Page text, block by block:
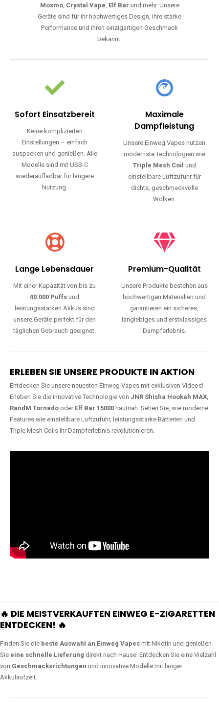
Mosmo, Crystal Vape, Elf Bar und mehr. Unsere
Geräte sind für ihr hochwertiges Design, ihre starke
Performance und ihren einzigartigen Geschmack
bekannt.
Sofort Einsatzbereit
Keine komplizierten
Einstellungen – einfach
auspacken und genießen. Alle
Modelle sind mit USB-C
wiederaufladbar für längere
Nutzung.
Maximale
Dampfleistung
Unsere Einweg Vapes nutzen
modernste Technologien wie
Triple Mesh Coil und
einstellbare Luftzufuhr für
dichte, geschmackvolle
Wolken.
Lange Lebensdauer
Mit einer Kapazität von bis zu
40.000 Puffs und
leistungsstarken Akkus sind
unsere Geräte perfekt für den
täglichen Gebrauch geeignet.
Premium-Qualität
Unsere Produkte bestehen aus
hochwertigen Materialien und
garantieren ein sicheres,
langlebiges und erstklassiges
Dampferlebnis.
ERLEBEN SIE UNSERE PRODUKTE IN AKTION
Entdecken Sie unsere neuesten Einweg Vapes mit exklusiven Videos!
Erleben Sie die innovative Technologie von JNR Shisha Hookah MAX,
RandM Tornado oder Elf Bar 15000 hautnah. Sehen Sie, wie moderne
Features wie einstellbare Luftzufuhr, leistungsstarke Batterien und
Triple Mesh Coils Ihr Dampferlebnis revolutionieren.
🔥 DIE MEISTVERKAUFTEN EINWEG E-ZIGARETTEN
ENTDECKEN! 🔥
Finden Sie die beste Auswahl an Einweg Vapes mit Nikotin und genießen
Sie eine schnelle Lieferung direkt nach Hause. Entdecken Sie eine Vielzahl
von Geschmacksrichtungen und innovative Modelle mit langer
Akkulaufzeit.